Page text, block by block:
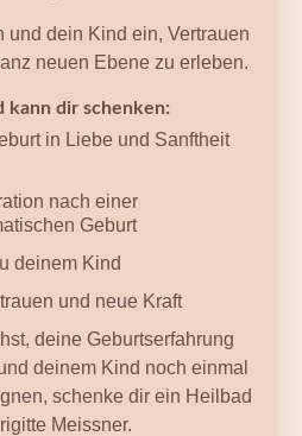
und dein Kind ein, Vertrauen
neuen Ebene zu erleben.
kann dir schenken:
in Liebe und Sanftheit
nach einer
Geburt
deinem Kind
und neue Kraft
deine Geburtserfahrung
deinem Kind noch einmal
schenke dir ein Heilbad
Meissner.